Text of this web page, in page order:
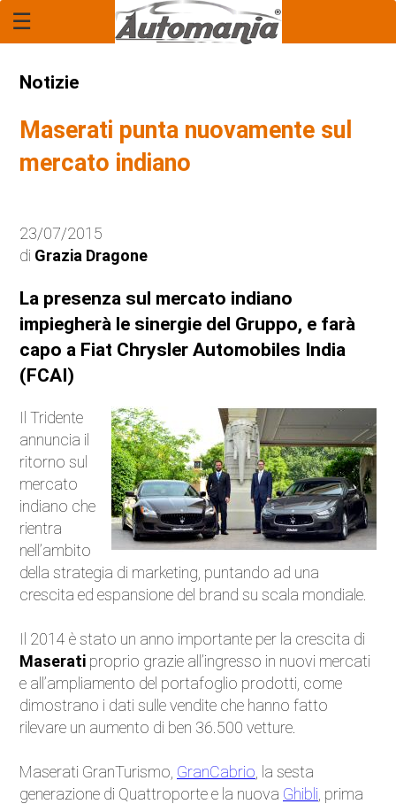
Home Page
Economia
Tecnologia
Anteprime
Novità
Anticipazioni
Auto Elettriche
Ecologia
Saloni dell'auto
Curiosità
Competizioni
Moto
Trasporti e strade
Attualità
Videogiochi
☰
Notizie
Maserati punta nuovamente sul
mercato indiano
23/07/2015
di Grazia Dragone
La presenza sul mercato indiano
impiegherà le sinergie del Gruppo, e farà
capo a Fiat Chrysler Automobiles India
(FCAI)
Il Tridente
annuncia il
ritorno sul
mercato
indiano che
rientra
nell’ambito
della strategia di marketing, puntando ad una
crescita ed espansione del brand su scala mondiale.
Il 2014 è stato un anno importante per la crescita di
Maserati proprio grazie all’ingresso in nuovi mercati
e all’ampliamento del portafoglio prodotti, come
dimostrano i dati sulle vendite che hanno fatto
rilevare un aumento di ben 36.500 vetture.
Maserati GranTurismo, GranCabrio , la sesta
generazione di Quattroporte e la nuova Ghibli , prima